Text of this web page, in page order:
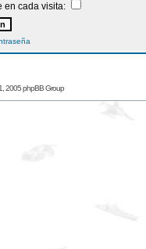
en cada visita:
2005 phpBB Group